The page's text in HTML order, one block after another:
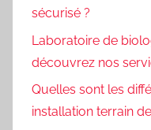
sécurisé ?
Laboratoire de
découvrez nos
Quelles sont les
installation terrain